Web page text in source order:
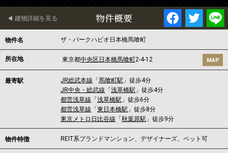
物件概要
建物詳細を見る
物件名 ザ・パークハビオ日本橋馬喰町
所在地 東京都中央区 日本橋馬喰町2-4-12 MAP
最寄駅 JR総武本線 「馬喰町駅 」徒歩4分
JR中央・総武線 「浅草橋駅 」徒歩4分
都営浅草線 「浅草橋駅 」徒歩6分
都営浅草線 「東日本橋駅 」徒歩8分
東京メトロ日比谷線 「秋葉原駅 」徒歩9分
物件特徴 REIT系ブランドマンション、デザイナーズ、ペット可